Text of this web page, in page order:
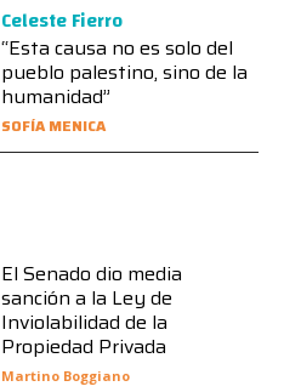
Celeste Fierro
“Esta causa no es solo del
pueblo palestino, sino de la
humanidad”
SOFÍA MENICA
El Senado dio media
sanción a la Ley de
Inviolabilidad de la
Propiedad Privada
Martino Boggiano